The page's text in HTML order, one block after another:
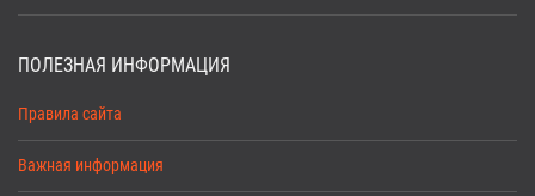
ПОЛЕЗНАЯ ИНФОРМАЦИЯ
Правила сайта
Важная информация